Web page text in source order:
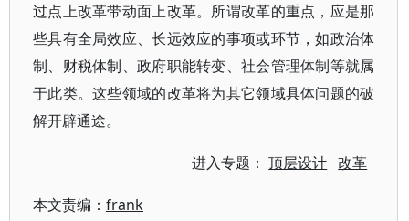
过点上改革带动面上改革。所谓改革的重点，应是那
些具有全局效应、长远效应的事项或环节，如政治体
制、财税体制、政府职能转变、社会管理体制等就属
于此类。这些领域的改革将为其它领域具体问题的破
解开辟通途。
进入专题：顶层设计 改革
本文责编： frank